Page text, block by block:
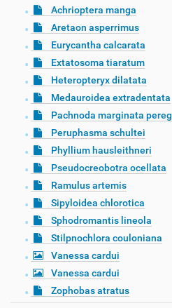
Achrioptera manga
Aretaon asperrimus
Eurycantha calcarata
Extatosoma tiaratum
Heteropteryx dilatata
Medauroidea extradentata
Pachnoda marginata
Peruphasma schultei
Phyllium hausleithneri
Pseudocreobotra ocellata
Ramulus artemis
Sipyloidea chlorotica
Sphodromantis lineola
Stilpnochlora couloniana
Vanessa cardui
Vanessa cardui
Zophobas atratus